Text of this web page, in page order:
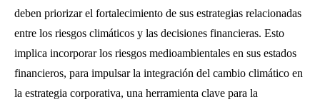
deben priorizar el fortalecimiento de sus estrategias relacionadas
entre los riesgos climáticos y las decisiones financieras. Esto
implica incorporar los riesgos medioambientales en sus estados
financieros, para impulsar la integración del cambio climático en
la estrategia corporativa, una herramienta clave para la